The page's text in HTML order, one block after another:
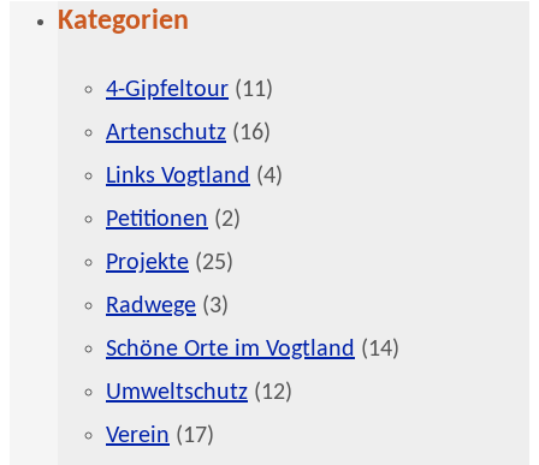
Kategorien
4-Gipfeltour (11)
Artenschutz (16)
Links Vogtland (4)
Petitionen (2)
Projekte (25)
Radwege (3)
Schöne Orte im Vogtland (14)
Umweltschutz (12)
Verein (17)